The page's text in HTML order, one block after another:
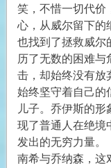
笑，不惜一切代价
心，从威尔留下的
也找到了拯救威尔
历了无数的困难与
击，却始终没有放
始终坚守着自己的
儿子。乔伊斯的
现了普通人在绝境
发出的无穷力量。
南希与乔纳森，这